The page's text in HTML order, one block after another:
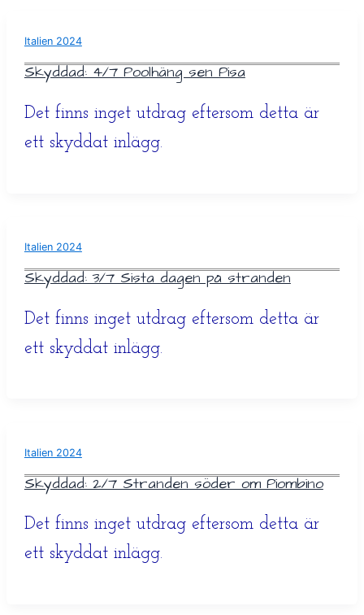
Italien 2024
Skyddad: 4/7 Poolhäng sen Pisa
Det finns inget utdrag eftersom detta är
ett skyddat inlägg.
Italien 2024
Skyddad: 3/7 Sista dagen på stranden
Det finns inget utdrag eftersom detta är
ett skyddat inlägg.
Italien 2024
Skyddad: 2/7 Stranden söder om Piombino
Det finns inget utdrag eftersom detta är
ett skyddat inlägg.